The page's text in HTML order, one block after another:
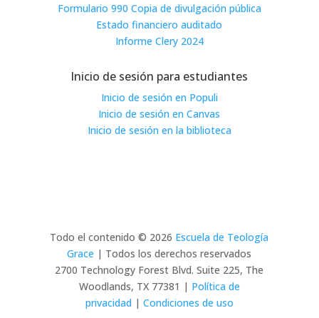
Formulario 990 Copia de divulgación pública
Estado financiero auditado
Informe Clery 2024
Inicio de sesión para estudiantes
Inicio de sesión en Populi
Inicio de sesión en Canvas
Inicio de sesión en la biblioteca
Todo el contenido © 2026 Escuela de Teología
Grace | Todos los derechos reservados
2700 Technology Forest Blvd. Suite 225, The
Woodlands, TX 77381 | Política de
privacidad | Condiciones de uso